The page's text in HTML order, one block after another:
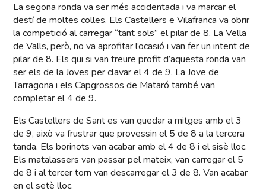
La segona ronda va ser més accidentada i va marcar el
destí de moltes colles. Els Castellers e Vilafranca va obrir
la competició al carregar “tant sols” el pilar de 8. La Vella
de Valls, però, no va aprofitar l’ocasió i van fer un intent de
pilar de 8. Els qui si van treure profit d’aquesta ronda van
ser els de la Joves per clavar el 4 de 9. La Jove de
Tarragona i els Capgrossos de Mataró també van
completar el 4 de 9.
Els Castellers de Sant es van quedar a mitges amb el 3
de 9, això va frustrar que provessin el 5 de 8 a la tercera
tanda. Els borinots van acabar amb el 4 de 8 i el sisè lloc.
Els matalassers van passar pel mateix, van carregar el 5
de 8 i al tercer torn van descarregar el 3 de 8. Van acabar
en el setè lloc.